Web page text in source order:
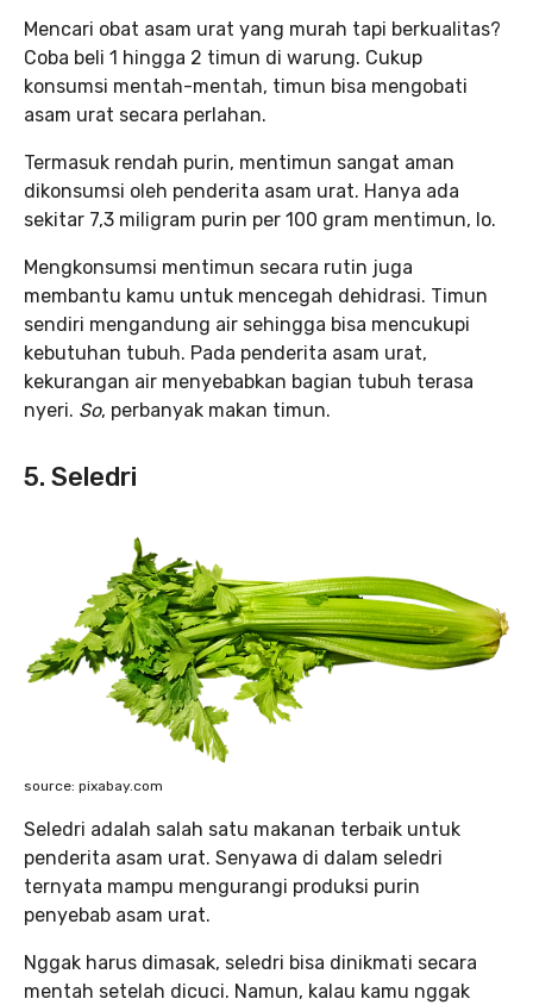
Mencari obat asam urat yang murah tapi berkualitas?
Coba beli 1 hingga 2 timun di warung. Cukup
konsumsi mentah-mentah, timun bisa mengobati
asam urat secara perlahan.
Termasuk rendah purin, mentimun sangat aman
dikonsumsi oleh penderita asam urat. Hanya ada
sekitar 7,3 miligram purin per 100 gram mentimun, lo.
Mengkonsumsi mentimun secara rutin juga
membantu kamu untuk mencegah dehidrasi. Timun
sendiri mengandung air sehingga bisa mencukupi
kebutuhan tubuh. Pada penderita asam urat,
kekurangan air menyebabkan bagian tubuh terasa
nyeri. So, perbanyak makan timun.
5. Seledri
source: pixabay.com
Seledri adalah salah satu makanan terbaik untuk
penderita asam urat. Senyawa di dalam seledri
ternyata mampu mengurangi produksi purin
penyebab asam urat.
Nggak harus dimasak, seledri bisa dinikmati secara
mentah setelah dicuci. Namun, kalau kamu nggak